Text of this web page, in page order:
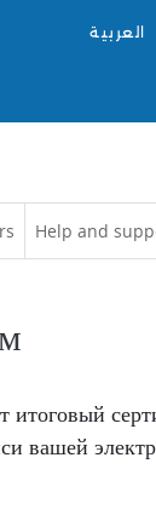
العربية
Help and
итоговый
вашей